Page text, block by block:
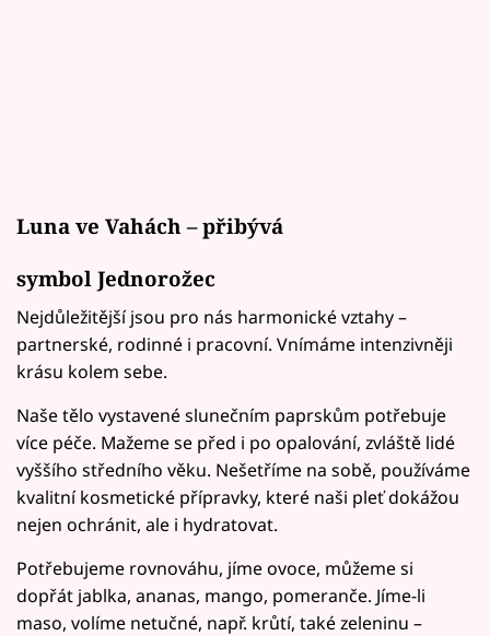
Luna ve Vahách – přibývá
symbol Jednorožec
Nejdůležitější jsou pro nás harmonické vztahy –
partnerské, rodinné i pracovní. Vnímáme intenzivněji
krásu kolem sebe.
Naše tělo vystavené slunečním paprskům potřebuje
více péče. Mažeme se před i po opalování, zvláště lidé
vyššího středního věku. Nešetříme na sobě, používáme
kvalitní kosmetické přípravky, které naši pleť dokážou
nejen ochránit, ale i hydratovat.
Potřebujeme rovnováhu, jíme ovoce, můžeme si
dopřát jablka, ananas, mango, pomeranče. Jíme-li
maso, volíme netučné, např. krůtí, také zeleninu –